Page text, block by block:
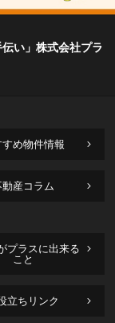
い」株式会社プラ
すめ物件情報
動産コラム
プラスに出来る
こと
立ちリンク